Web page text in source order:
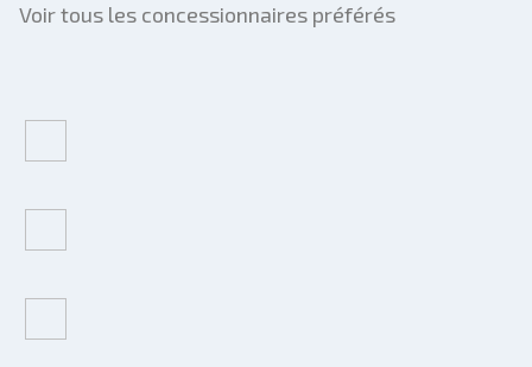
Voir tous les concessionnaires préférés